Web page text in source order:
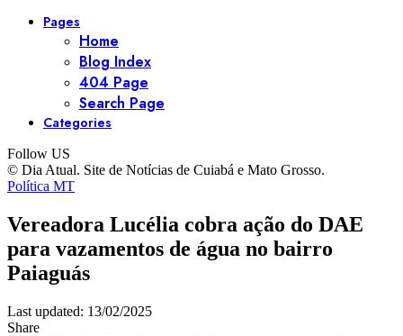
Pages
Home
Blog Index
404 Page
Search Page
Categories
Follow US
© Dia Atual. Site de Notícias de Cuiabá e Mato Grosso.
Política MT
Vereadora Lucélia cobra ação do DAE
para vazamentos de água no bairro
Paiaguás
Last updated: 13/02/2025
Share